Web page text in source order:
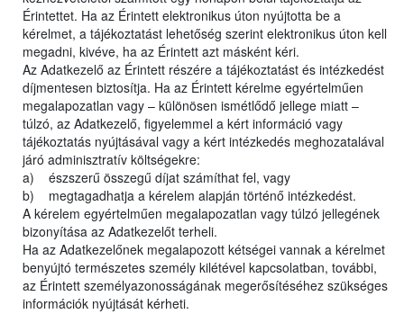
Érintettet. Ha az Érintett elektronikus úton nyújtotta be a
kérelmet, a tájékoztatást lehetőség szerint elektronikus úton kell
megadni, kivéve, ha az Érintett azt másként kéri.
Az Adatkezelő az Érintett részére a tájékoztatást és intézkedést
díjmentesen biztosítja. Ha az Érintett kérelme egyértelműen
megalapozatlan vagy – különösen ismétlődő jellege miatt –
túlzó, az Adatkezelő, figyelemmel a kért információ vagy
tájékoztatás nyújtásával vagy a kért intézkedés meghozatalával
járó adminisztratív költségekre:
a) észszerű összegű díjat számíthat fel, vagy
b) megtagadhatja a kérelem alapján történő intézkedést.
A kérelem egyértelműen megalapozatlan vagy túlzó jellegének
bizonyítása az Adatkezelőt terheli.
Ha az Adatkezelőnek megalapozott kétségei vannak a kérelmet
benyújtó természetes személy kilétével kapcsolatban, további,
az Érintett személyazonosságának megerősítéséhez szükséges
információk nyújtását kérheti.